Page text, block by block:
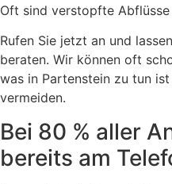
Oft sind verstopfte Abflüsse
Rufen Sie jetzt an und
beraten. Wir können oft
was in Partenstein zu tun
vermeiden.
Bei 80 % aller
bereits am